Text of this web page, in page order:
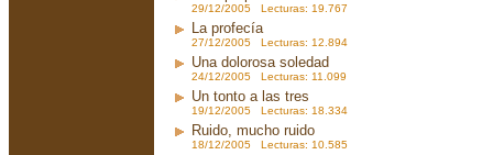
29/12/2005 Lecturas: 19.767
La profecía
27/12/2005 Lecturas: 12.894
Una dolorosa soledad
24/12/2005 Lecturas: 11.099
Un tonto a las tres
19/12/2005 Lecturas: 18.334
Ruido, mucho ruido
18/12/2005 Lecturas: 10.585